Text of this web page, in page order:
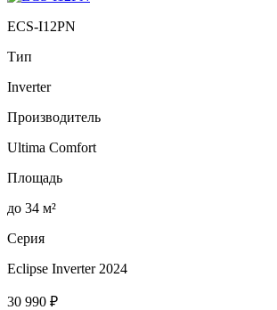
ECS-I12PN
Тип
Inverter
Производитель
Ultima Comfort
Площадь
до 34 м²
Серия
Eclipse Inverter 2024
30 990 ₽